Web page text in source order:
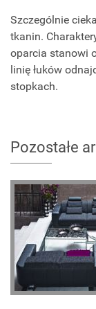
Szczególnie
tkanin.
oparcia stanowi
linię łuków
stopkach.
Pozostałe